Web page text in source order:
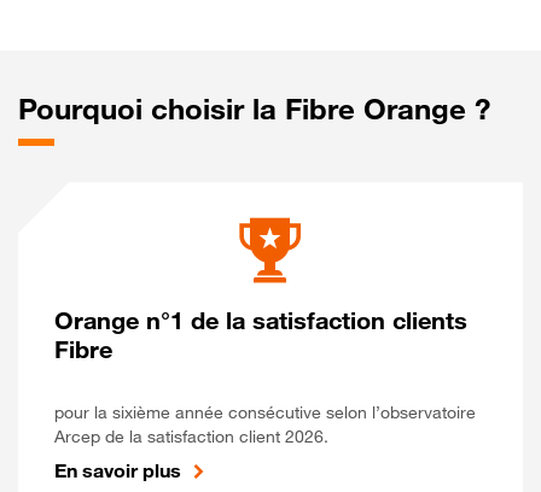
Pourquoi choisir la Fibre Orange ?
Orange n°1 de la satisfaction clients
Fibre
pour la sixième année consécutive selon l’observatoire
Arcep de la satisfaction client 2026.
En savoir plus